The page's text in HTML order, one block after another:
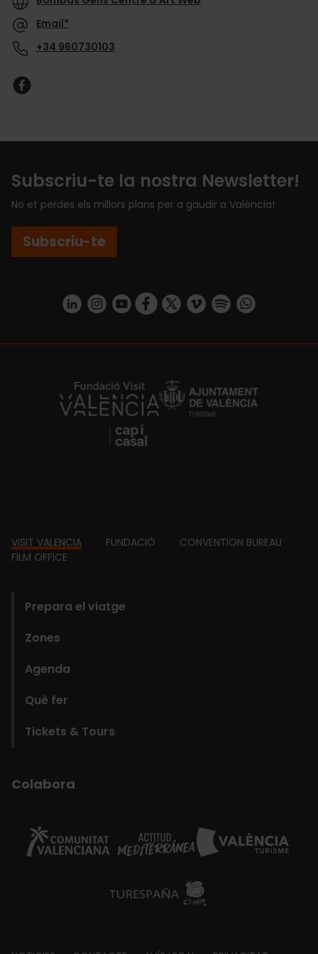
Email*
+34 960730103
Subscriu-te la nostra Newsletter!
No et perdes els millors plans per a gaudir a València!
Subscriu-te
https://www.linkedin.com/company/turismo-valencia/mycompany/
https://www.instagram.com/visit_valencia/
https://www.youtube.com/user/
https://www.facebook.com/
https://twitter.com/
https://vimeo.com/
https://https://api.whatsapp.com/
https://fundacion.visitvalencia.com/
Footer
VISIT VALENCIA FUNDACIÓ
CONVENTION BUREAU
FILM OFFICE
Prepara el viatge
Zones
Agenda
Què fer
Tickets & Tours
Colabora